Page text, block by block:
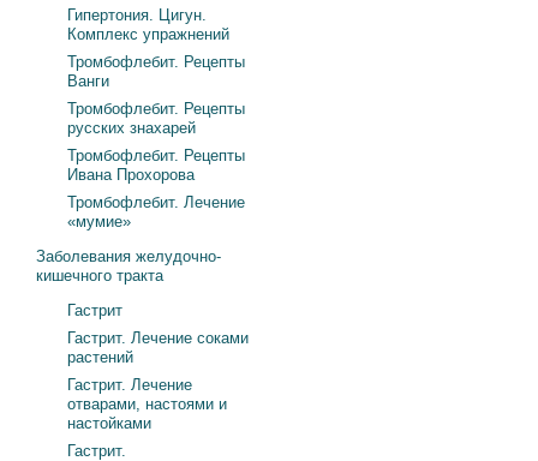
Гипертония. Цигун.
Комплекс упражнений
Тромбофлебит. Рецепты
Ванги
Тромбофлебит. Рецепты
русских знахарей
Тромбофлебит. Рецепты
Ивана Прохорова
Тромбофлебит. Лечение
«мумие»
Заболевания желудочно-
кишечного тракта
Гастрит
Гастрит. Лечение соками
растений
Гастрит. Лечение
отварами, настоями и
настойками
Гастрит.